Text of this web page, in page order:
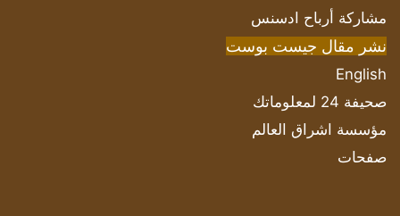
مشاركة أرباح ادسنس
نشر مقال جيست بوست
English
صحيفة 24 لمعلوماتك
مؤسسة اشراق العالم
صفحات